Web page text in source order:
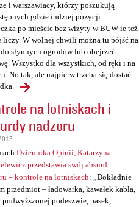
i warszawiacy, którzy poszukują
gdzie indziej pozycji.
po mieście bez wizyty w BUW-ie też
liczy. W wolnej chwili można tu pójść na
słynnych ogrodów lub obejrzeć
Wszystko dla wszystkich, od ręki i na
No tak, ale najpierw trzeba się dostać
na lotniskach i
nadzoru
Dziennika Opinii, Katarzyna
przedstawia swój absurd
– kontrole na lotniskach: „Dokładnie
przedmiot – ładowarka, kawałek kabla,
podwyższonej podeszwie, pasek,